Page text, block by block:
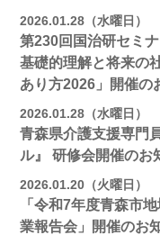
2026.01.28（水曜日）
第230回国治研セミ
基礎的理解と将来の
あり方2026」開催の
2026.01.28（水曜日）
青森県介護支援専門
ル』 研修会開催のお
2026.01.20（火曜日）
「令和7年度青森市
業報告会」開催のお